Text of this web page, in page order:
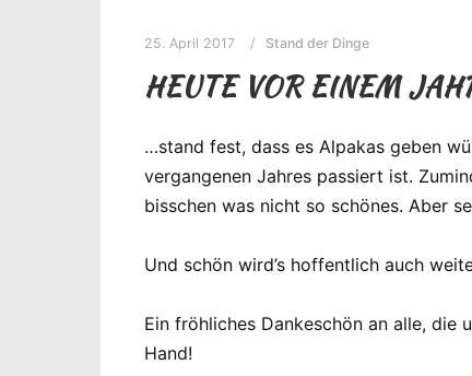
25. April 2017 Stand der Dinge
HEUTE VOR EINEM
…stand fest, dass es Alpakas geben
vergangenen Jahres passiert ist.
bisschen was nicht so schönes. Aber
Und schön wird’s hoffentlich auch
Ein fröhliches Dankeschön an alle,
Hand!